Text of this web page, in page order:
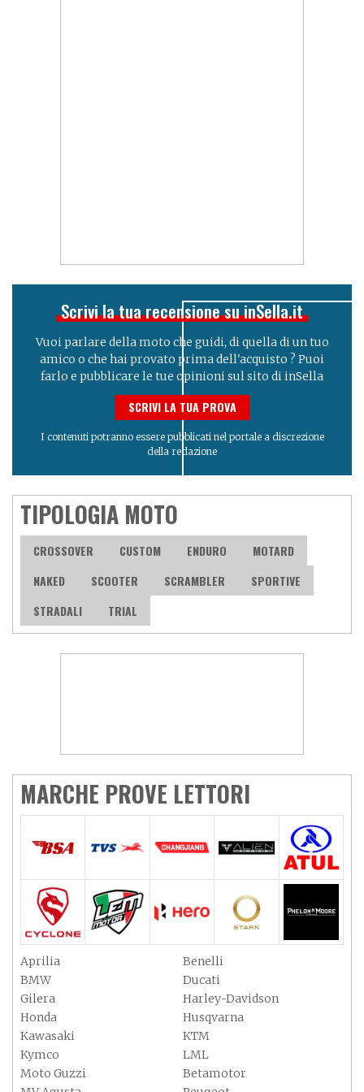
Scrivi la tua recensione su inSella.it
Vuoi parlare della moto che guidi, di quella di un tuo
amico o che hai provato prima dell'acquisto ? Puoi
farlo e pubblicare le tue opinioni sul sito di inSella
SCRIVI LA TUA PROVA
I contenuti potranno essere pubblicati nel portale a discrezione
della redazione
TIPOLOGIA MOTO
CROSSOVER CUSTOM ENDURO
MOTARD
NAKED
SCOOTER SCRAMBLER
SPORTIVE
STRADALI
TRIAL
MARCHE PROVE LETTORI
Aprilia
Benelli
BMW
Ducati
Gilera
Harley-Davidson
Honda
Husqvarna
Kawasaki
KTM
Kymco
LML
Moto Guzzi
Betamotor